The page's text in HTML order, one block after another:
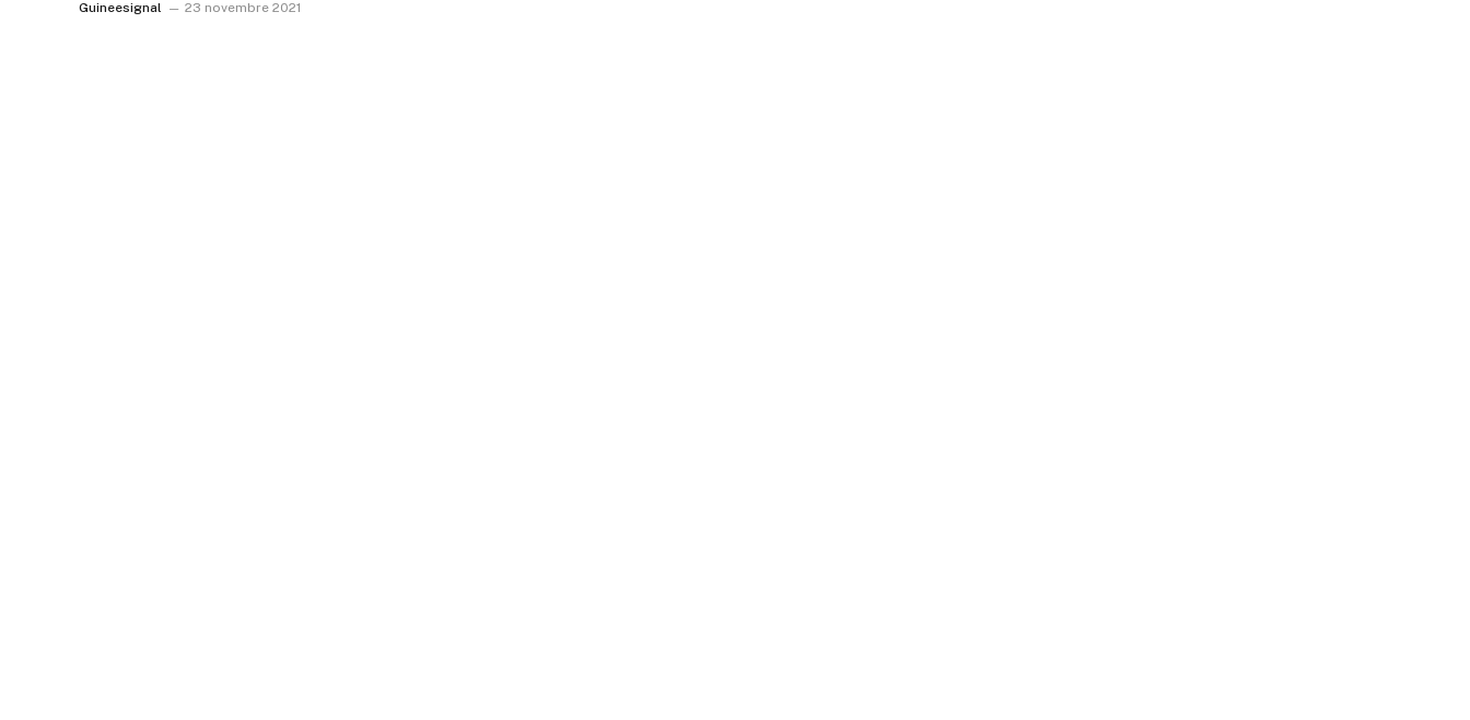
Guineesignal 23 novembre 2021